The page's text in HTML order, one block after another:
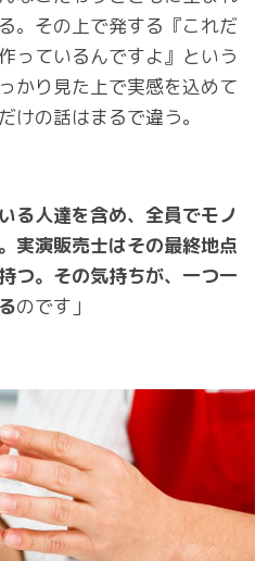
。その上で発する『これだ
っているんですよ』という
かり見た上で実感を込めて
けの話はまるで違う。
る人達を含め、全員でモノ
実演販売士はその最終地点
つ。その気持ちが、一つ一
のです」